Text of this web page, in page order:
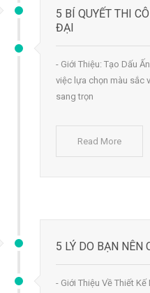
5 BÍ QUYẾT THI
ĐẠI
- Giới Thiệu: Tạo Dấu
việc lựa chọn màu sắc
sang trọn
Read More
5 LÝ DO BẠN NÊN
- Giới Thiệu Về Thiết